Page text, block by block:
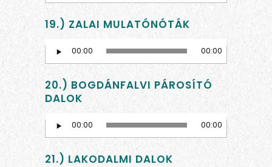
19.) ZALAI MULATÓNÓTÁK
Audio
Player
00:00 00:00
20.) BOGDÁNFALVI PÁROSÍTÓ
DALOK
Audio
Player
00:00 00:00
21.) LAKODALMI DALOK